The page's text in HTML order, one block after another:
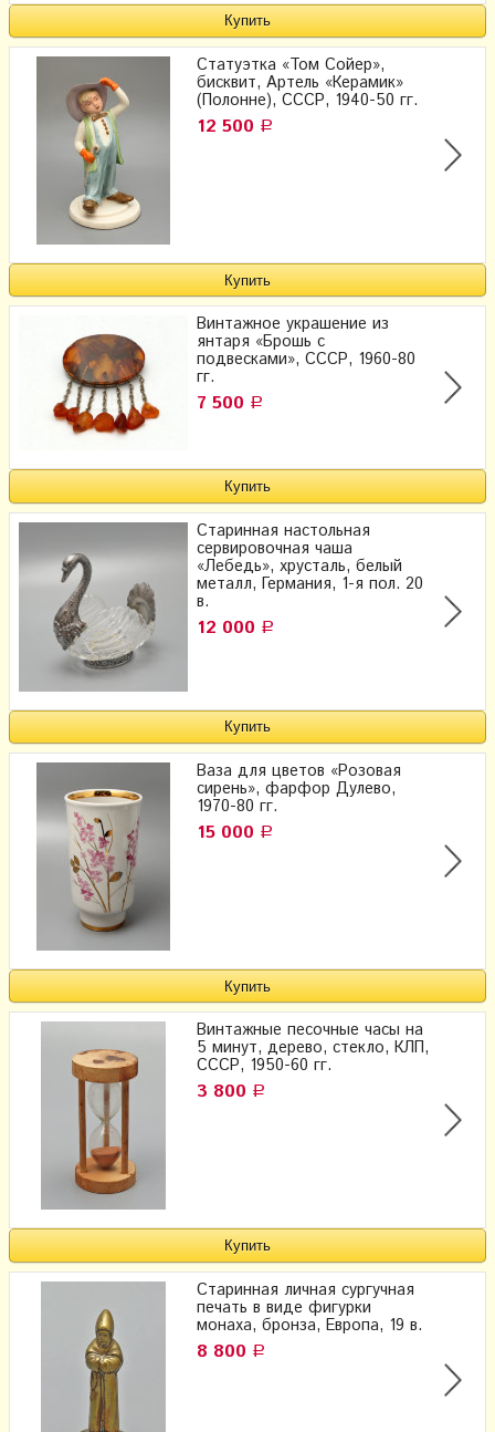
Статуэтка «Том Сойер»,
бисквит, Артель «Керамик»
(Полонне), СССР, 1940-50 гг.
12 500 Р
Винтажное украшение из
янтаря «Брошь с
подвесками», СССР, 1960-80
гг.
7 500 Р
Старинная настольная
сервировочная чаша
«Лебедь», хрусталь, белый
металл, Германия, 1-я пол. 20
в.
12 000 Р
Ваза для цветов «Розовая
сирень», фарфор Дулево,
1970-80 гг.
15 000 Р
Винтажные песочные часы на
5 минут, дерево, стекло, КЛП,
СССР, 1950-60 гг.
3 800 Р
Старинная личная сургучная
печать в виде фигурки
монаха, бронза, Европа, 19 в.
8 800 Р